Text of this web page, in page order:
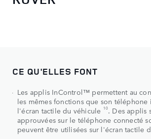
CE QU'ELLES FONT
Les applis InControl™ permettent au
les mêmes fonctions que son
l'écran tactile du véhicule 10. Des applis
approuvées sur le téléphone connecté
peuvent être utilisées sur l'écran tactile